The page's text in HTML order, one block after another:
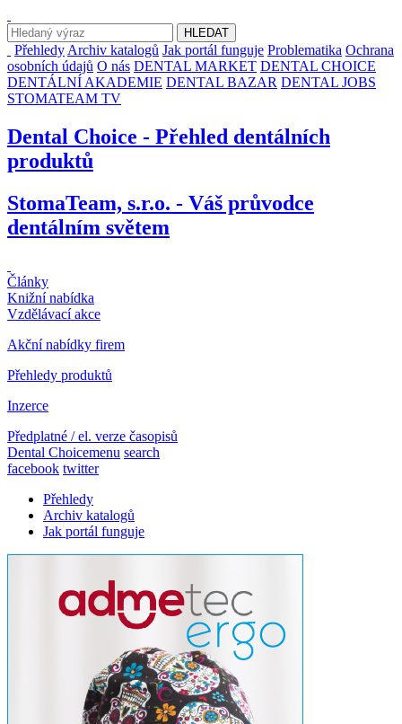
Přehledy Archiv katalogů Jak portál funguje Problematika Ochrana
osobních údajů O nás DENTAL MARKET DENTAL CHOICE
DENTÁLNÍ AKADEMIE DENTAL BAZAR DENTAL JOBS
STOMATEAM TV
Dental Choice - Přehled dentálních
produktů
StomaTeam, s.r.o. - Váš průvodce
dentálním světem
Články
Knižní nabídka
Vzdělávací akce
Akční nabídky firem
Přehledy produktů
Inzerce
Předplatné / el. verze časopisů
Dental Choicemenu search
facebook twitter
Přehledy
Archiv katalogů
Jak portál funguje